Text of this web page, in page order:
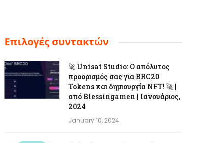
Επιλογές συντακτών
🚀 Unisat Studio: Ο απόλυτος
προορισμός σας για BRC20
Tokens και δημιουργία NFT! 🚀 |
από Blessingamen | Ιανουάριος,
2024
January 10, 2024